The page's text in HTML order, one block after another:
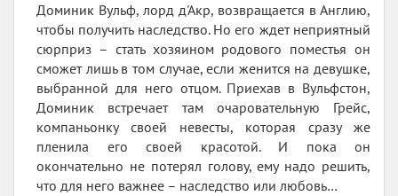
Доминик Вульф, лорд д'Акр, возвращается в Англию,
чтобы получить наследство. Но его ждет неприятный
сюрприз – стать хозяином родового поместья он
сможет лишь в том случае, если женится на девушке,
выбранной для него отцом. Приехав в Вульфстон,
Доминик встречает там очаровательную Грейс,
компаньонку своей невесты, которая сразу же
пленила его своей красотой. И пока он
окончательно не потерял голову, ему надо решить,
что для него важнее – наследство или любовь…